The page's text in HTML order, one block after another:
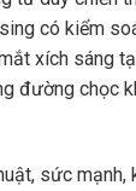
có kiểm
xích sáng
đường chọc
sức